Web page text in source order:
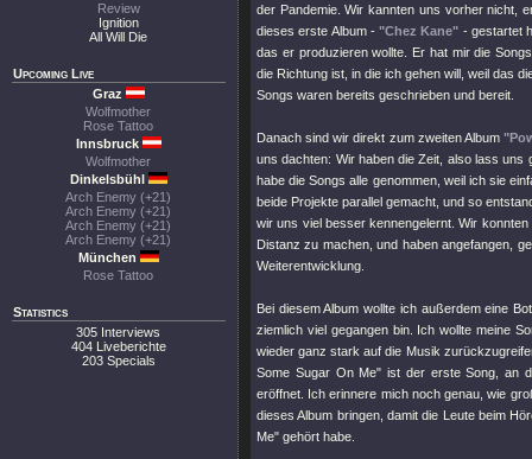
Review
Ignition
All Will Die
Upcoming Live
Graz
Wolfmother
Rose Tattoo
Innsbruck
Wolfmother
Dinkelsbühl
Arch Enemy (+21)
Arch Enemy (+21)
Arch Enemy (+21)
Arch Enemy (+21)
München
Rose Tattoo
Statistics
305 Interviews
404 Liveberichte
203 Specials
der Pandemie. Wir kannten uns vorher nicht,
dieses erste Album -"Chez Kane" - gestartet
das er produzieren wollte. Er hat mir die
die Richtung ist, in die ich gehen will, weil das
Songs waren bereits geschrieben und bereit.
Danach sind wir direkt zum zweiten Album
uns dachten: Wir haben die Zeit, also lass uns
habe die Songs alle genommen, weil ich sie
beide Projekte parallel gemacht, und so
wir uns viel besser kennengelernt. Wir
Distanz zu machen, und haben angefangen,
Weiterentwicklung.
Bei diesem Album wollte ich außerdem eine
ziemlich viel gegangen bin. Ich wollte meine
wieder ganz stark auf die Musik
Some Sugar On Me" ist der erste Song, an
eröffnet. Ich erinnere mich noch genau, wie
dieses Album bringen, damit die Leute beim
Me" gehört habe.